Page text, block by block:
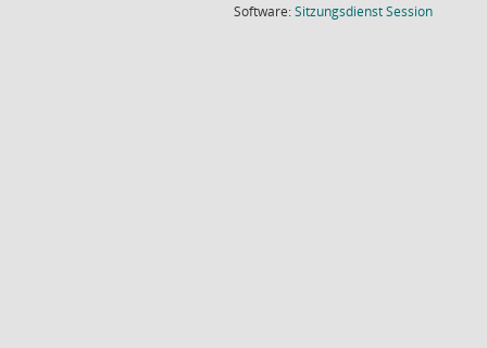
Software:SitzungsdienstSession(Wird in